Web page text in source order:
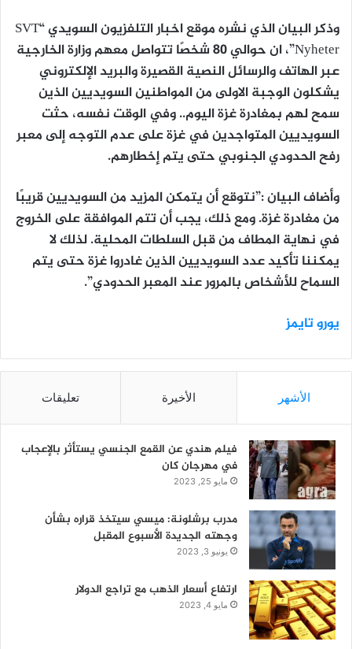
وذكر البيان الذي نشره موقع اخبار التلفزيون السويدي “SVT
Nyheter”، ان حوالي 80 شخصًا تتواصل معهم وزارة الخارجية
عبر الهاتف والرسائل النصية القصيرة والبريد الإلكتروني
يشكلون الوجبة الاولى من المواطنين السويديين الذين
سمح لهم بمغادرة غزة اليوم.. وفي الوقت نفسه، حثت
السويديين المتواجدين في غزة على عدم التوجه إلى معبر
رفح الحدودي الجنوبي حتى يتم إخطارهم.
وأضاف البيان :”نتوقع أن يتمكن المزيد من السويديين قريبًا
من مغادرة غزة. ومع ذلك، يجب أن تتم الموافقة على الخروج
في نهاية المطاف من قبل السلطات المحلية. لذلك لا
يمكننا تأكيد عدد السويديين الذين غادروا غزة حتى يتم
السماح للأشخاص بالمرور عند المعبر الحدودي”.
يورو تايمز
الأشهر الأخيرة تعليقات
فيلم هندي عن القمع الجنسي يستأثر بالإعجاب
في مهرجان كان
مايو 25, 2023
مدرب برشلونة: ميسي سيتخذ قراره بشأن
وجهته الجديدة الأسبوع المقبل
يونيو 3, 2023
ارتفاع أسعار الذهب مع تراجع الدولار
مايو 4, 2023